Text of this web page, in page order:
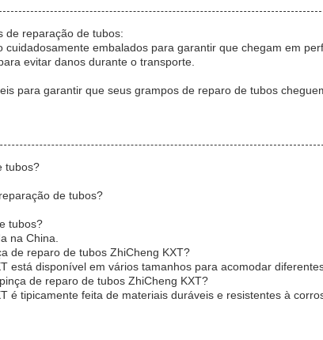
de reparação de tubos:
embalados para garantir que chegam em
evitar danos durante o transporte.
para garantir que seus grampos de reparo de tubos
tubos?
de tubos?
tubos?
na China.
de reparo de tubos ZhiCheng KXT?
está disponível em vários tamanhos para acomodar
de reparo de tubos ZhiCheng KXT?
é tipicamente feita de materiais duráveis e resistentes à